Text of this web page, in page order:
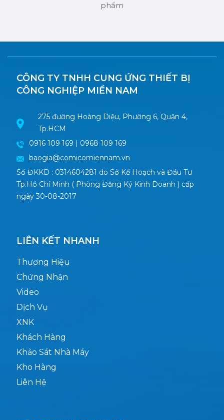
phẩm
CÔNG TY TNHH CUNG ỨNG THIẾT BỊ
CÔNG NGHIỆP MIỀN NAM
275 đường Hoàng Diệu, Phường 6, Quận 4,
Tp.HCM
0916 109 169 | 0968 109 169
baogia@comicomiennam.vn
Số ĐKKD : 0314604281 do Sở Kế Hoạch và Đầu Tư
Tp.Hồ Chí Minh ( Phòng Đăng Ký Kinh Doanh ) cấp
ngày 30-08-2017
LIÊN KẾT NHANH
Thương Hiệu
Chứng Nhận
Video
Dịch Vụ
XNK
Khách Hàng
Khảo Sát Nhà Máy
Kho Hàng
Liên Hệ